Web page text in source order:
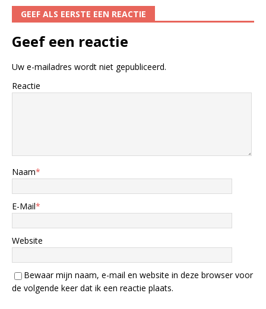
GEEF ALS EERSTE EEN REACTIE
Geef een reactie
Uw e-mailadres wordt niet gepubliceerd.
Reactie
Naam*
E-Mail*
Website
Bewaar mijn naam, e-mail en website in deze browser voor
de volgende keer dat ik een reactie plaats.